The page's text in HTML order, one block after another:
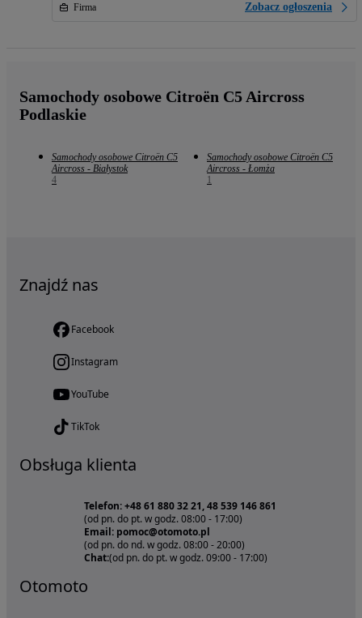
Firma Zobacz ogłoszenia
Samochody osobowe Citroën C5 Aircross
Podlaskie
Samochody osobowe Citroën C5
Aircross - Białystok
4
Samochody osobowe Citroën C5
Aircross - Łomża
1
Znajdź nas
Facebook
Instagram
YouTube
TikTok
Obsługa klienta
Telefon: +48 61 880 32 21, 48 539 146 861
(od pn. do pt. w godz. 08:00 - 17:00)
Email: pomoc@otomoto.pl
(od pn. do nd. w godz. 08:00 - 20:00)
Chat:(od pn. do pt. w godz. 09:00 - 17:00)
Otomoto